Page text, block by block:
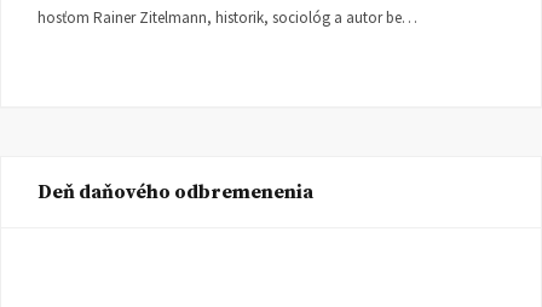
hosťom Rainer Zitelmann, historik, sociológ a autor be…
Deň daňového odbremenenia